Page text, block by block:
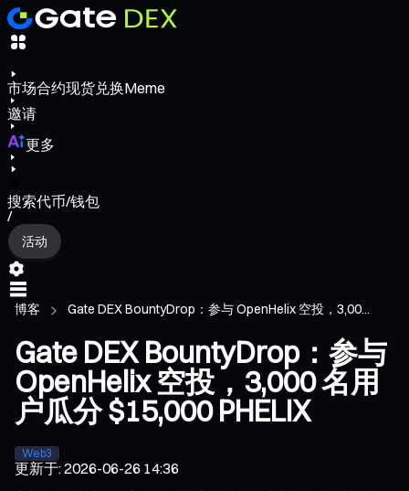
市场合约现货兑换Meme
邀请
更多
搜索代币/钱包
/
活动
博客 Gate DEX BountyDrop：参与 OpenHelix 空投，3,00...
Gate DEX BountyDrop：参与
OpenHelix 空投，3,000 名用
户瓜分 $15,000 PHELIX
Web3
更新于:2026-06-26 14:36